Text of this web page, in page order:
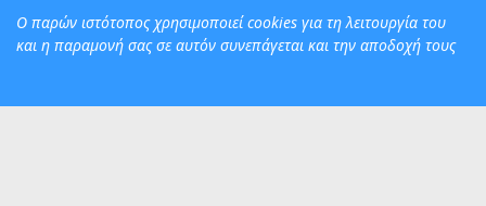
Ο παρών ιστότοπος χρησιμoποιεί cookies για τη λειτουργία του
και η παραμονή σας σε αυτόν συνεπάγεται και την αποδοχή τους